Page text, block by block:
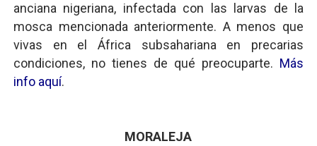
anciana nigeriana, infectada con las larvas de la
mosca mencionada anteriormente. A menos que
vivas en el África subsahariana en precarias
condiciones, no tienes de qué preocuparte. Más
info aquí.
MORALEJA